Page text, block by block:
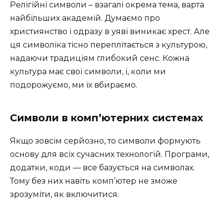
Релігійні символи – взагалі окрема тема, варта
найбільших академій. Думаємо про
християнство і одразу в уяві виникає хрест. Але
ця символіка тісно переплітається з культурою,
надаючи традиціям глибокий сенс. Кожна
культура має свої символи, і, коли ми
подорожуємо, ми їх вбираємо.
Символи в комп’ютерних системах
Якщо зовсім серйозно, то символи формують
основу для всіх сучасних технологій. Програми,
додатки, коди — все базується на символах.
Тому без них навіть комп’ютер не зможе
зрозуміти, як включитися.